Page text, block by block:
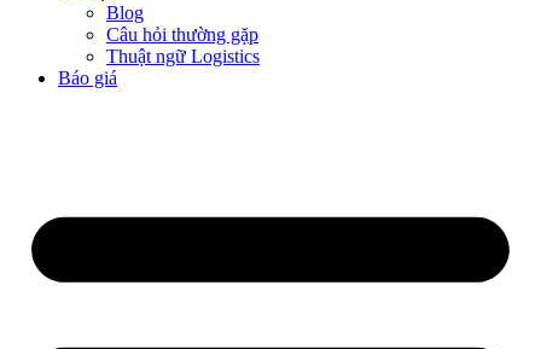
Blog
Câu hỏi thường gặp
Thuật ngữ Logistics
Báo giá